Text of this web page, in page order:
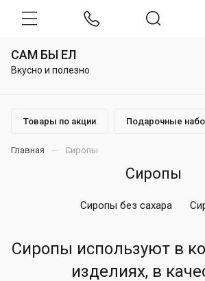
САМ БЫ ЕЛ
Вкусно и полезно
Товары по акции Подарочные
Главная Сиропы
Сиропы
Сиропы без сахара
Сиропы используют в
изделиях, в